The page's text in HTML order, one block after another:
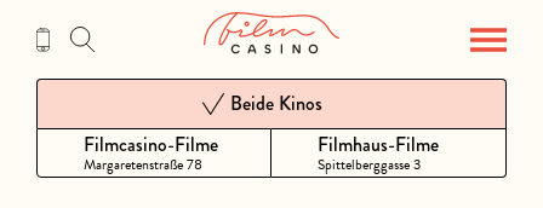
Inhalt
Filmcasino-Filme
Margaretenstraße 78
Beide Kinos
Filmhaus-Filme
Spittelberggasse 3